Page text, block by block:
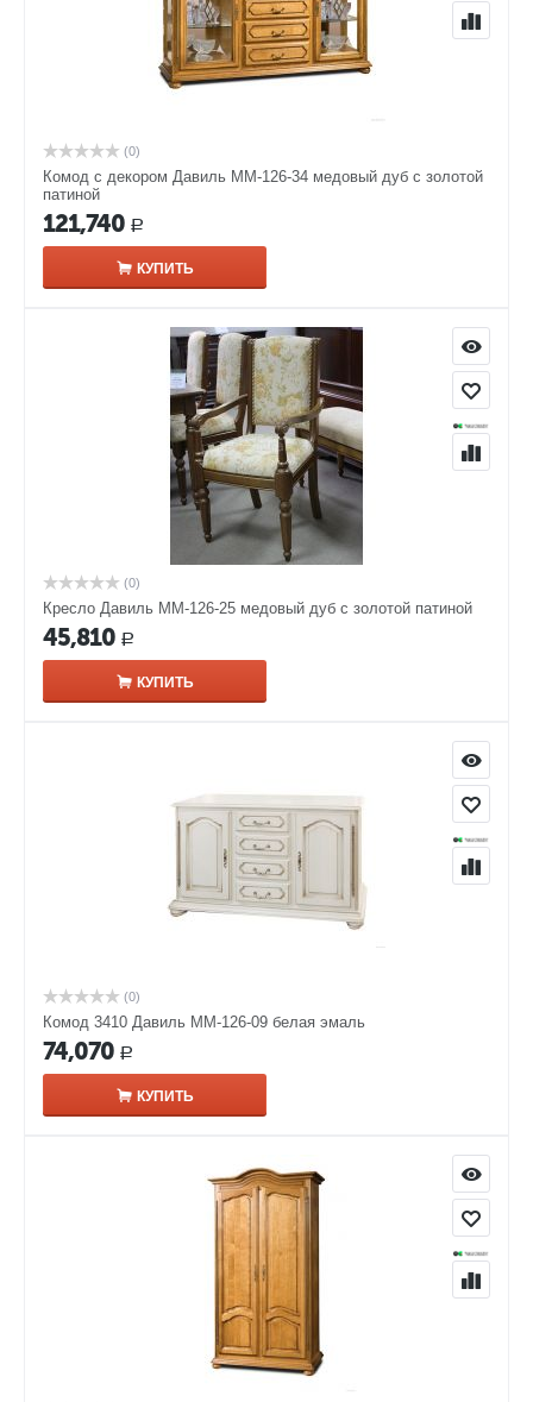
(0)
Комод с декором Давиль ММ-126-34 медовый дуб с золотой
патиной
121,740 Р
КУПИТЬ
(0)
Кресло Давиль ММ-126-25 медовый дуб с золотой патиной
45,810 Р
КУПИТЬ
(0)
Комод 3410 Давиль ММ-126-09 белая эмаль
74,070 Р
КУПИТЬ